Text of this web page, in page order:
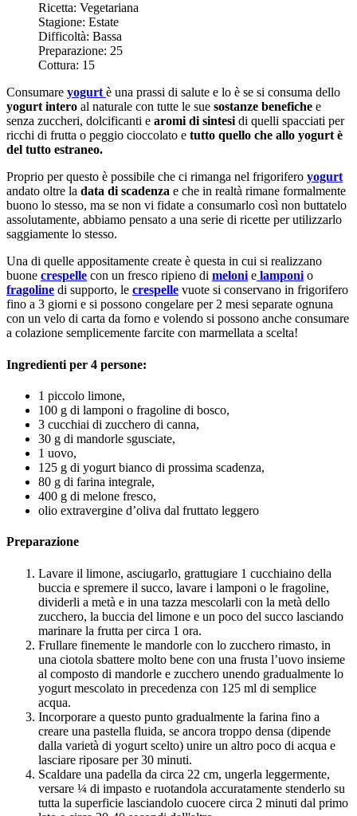
Ricetta: Vegetariana
Stagione: Estate
Difficoltà: Bassa
Preparazione: 25
Cottura: 15
Consumare yogurt è una prassi di salute e lo è se si consuma dello
yogurt intero al naturale con tutte le sue sostanze benefiche e
senza zuccheri, dolcificanti e aromi di sintesidi quelli spacciati per
ricchi di frutta o peggio cioccolato e tutto quello che allo yogurt è
del tutto estraneo.
Proprio per questo è possibile che ci rimanga nel frigorifero yogurt
andato oltre la data di scadenza e che in realtà rimane formalmente
buono lo stesso, ma se non vi fidate a consumarlo così non buttatelo
assolutamente, abbiamo pensato a una serie di ricette per utilizzarlo
saggiamente lo stesso.
Una di quelle appositamente create è questa in cui si realizzano
buone crespelle con un fresco ripieno di melonie lamponio
fragoline di supporto, le crespelle vuote si conservano in frigorifero
fino a 3 giorni e si possono congelare per 2 mesi separate ognuna
con un velo di carta da forno e volendo si possono anche consumare
a colazione semplicemente farcite con marmellata a scelta!
Ingredienti per 4 persone:
1 piccolo limone,
100 g di lamponi o fragoline di bosco,
3 cucchiai di zucchero di canna,
30 g di mandorle sgusciate,
1 uovo,
125 g di yogurt bianco di prossima scadenza,
80 g di farina integrale,
400 g di melone fresco,
olio extravergine d’oliva dal fruttato leggero
Preparazione
Lavare il limone, asciugarlo, grattugiare 1 cucchiaino della
buccia e spremere il succo, lavare i lamponi o le fragoline,
dividerli a metà e in una tazza mescolarli con la metà dello
zucchero, la buccia del limone e un poco del succo lasciando
marinare la frutta per circa 1 ora.
Frullare finemente le mandorle con lo zucchero rimasto, in
una ciotola sbattere molto bene con una frusta l’uovo insieme
al composto di mandorle e zucchero unendo gradualmente lo
yogurt mescolato in precedenza con 125 ml di semplice
acqua.
Incorporare a questo punto gradualmente la farina fino a
creare una pastella fluida, se ancora troppo densa (dipende
dalla varietà di yogurt scelto) unire un altro poco di acqua e
lasciare riposare per 30 minuti.
Scaldare una padella da circa 22 cm, ungerla leggermente,
versare ¼ di impasto e ruotandola accuratamente stenderlo su
tutta la superficie lasciandolo cuocere circa 2 minuti dal primo